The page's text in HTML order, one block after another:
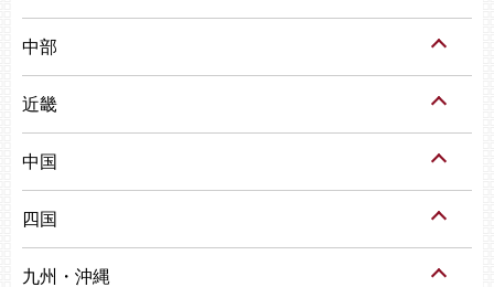
中部
近畿
中国
四国
九州・沖縄